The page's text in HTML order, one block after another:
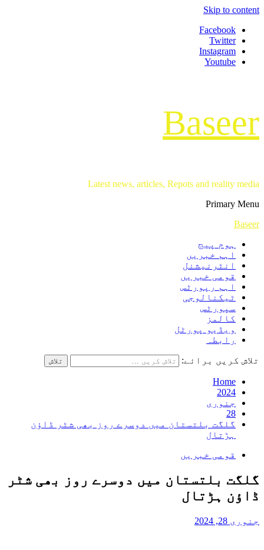
Skip to content
Facebook
Twitter
Instagram
Youtube
Baseer
Latest news, articles, Repots and reality media
Primary Menu
Baseer
ہوم پیج
اہم خبریں
انٹرنیشنل
قومی خبریں
اہم رپورٹس
ٹیکنالوجی
سپورٹس
کالمز
ویڈیو پورٹل
رابطہ
تلاش کریں برائے:
Home
2024
جنوری
28
گلگت بلتستان میں دوسرے روز بھی شٹر ڈاؤن
ہڑتال
قومی خبریں
گلگت بلتستان میں دوسرے روز بھی شٹر
ڈاؤن ہڑتال
جنوری 28, 2024